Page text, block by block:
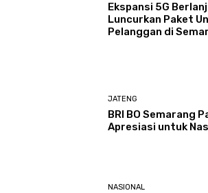
Ekspansi 5G
Luncurkan Paket
Pelanggan di
JATENG
BRI BO Semarang
Apresiasi untuk
NASIONAL